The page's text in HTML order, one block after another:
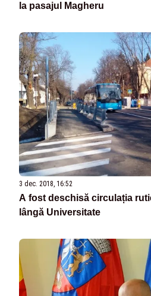
la pasajul Magheru
3 dec. 2018, 16:52
A fost deschisă circulația
lângă Universitate